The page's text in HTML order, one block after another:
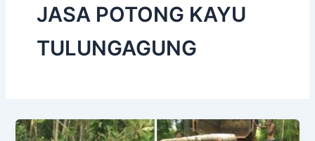
JASA POTONG KAYU
TULUNGAGUNG